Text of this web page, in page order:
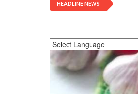
HEADLINE NEWS